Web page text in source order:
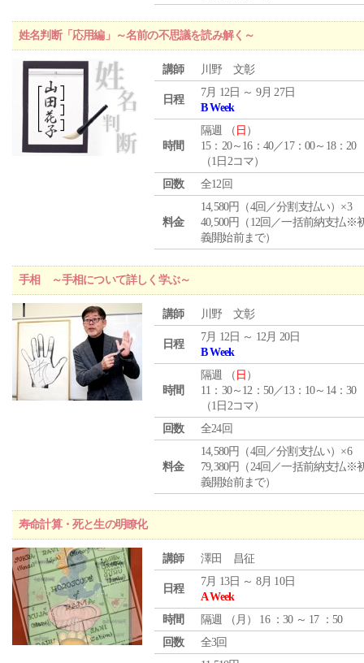
姓名判断「応用編」～名前の不思議を読み解く～
講師 川野 文彰
日程
7月 12日 ～ 9月 27日
B Week
時間
隔週 （ 日 ）
15：20～16：40／17：00～18：20
（1日2コマ）
回数
全12回
料金
14,580円（4回／分割支払い）×3
40,500円（12回／一括前納支払※
義開始前まで）
手相 ～手相について詳しく学ぶ～
講師 川野 文彰
日程
7月 12日 ～ 12月 20日
B Week
時間
隔週 （ 日 ）
11：30～12：50／13：10～14：30
（1日2コマ）
回数
全24回
料金
14,580円（4回／分割支払い）×6
79,380円（24回／一括前納支払※
義開始前まで）
寿命計算・死と生の明瞭化
講師 澤田 昌征
日程
7月 13日 ～ 8月 10日
A Week
時間
隔週 （ 月 ） 16 ：30 ～ 17 ：50
回数
全3回